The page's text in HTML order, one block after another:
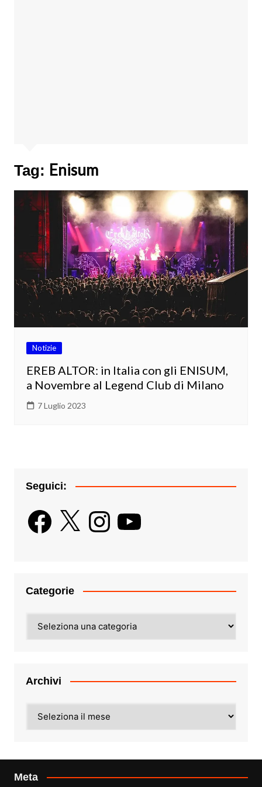
Tag: Enisum
Notizie
EREB ALTOR: in Italia con gli ENISUM,
a Novembre al Legend Club di Milano
7 Luglio 2023
Seguici:
Facebook
X InstagramYouTube
Categorie
Archivi
Meta